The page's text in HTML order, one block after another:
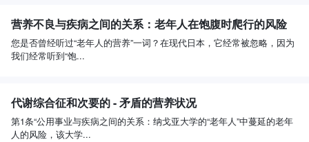
营养不良与疾病之间的关系：老年人在饱腹时爬行的风险
您是否曾经听过“老年人的营养”一词？在现代日本，它经常被忽略，因为
我们经常听到“饱...
代谢综合征和次要的 - 矛盾的营养状况
第1条“公用事业与疾病之间的关系：纳戈亚大学的“老年人”中蔓延的老年
人的风险，该大学...